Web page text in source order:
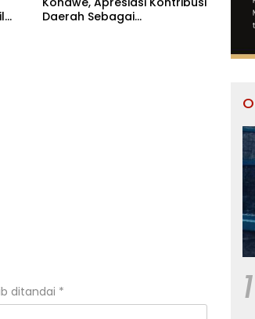
Daerah Sebagai
ditandai *
1